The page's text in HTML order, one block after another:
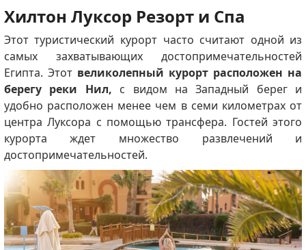
Хилтон Луксор Резорт и Спа
Этот туристический курорт часто считают одной из
самых захватывающих достопримечательностей
Египта. Этот великолепный курорт расположен на
берегу реки Нил, с видом на Западный берег и
удобно расположен менее чем в семи километрах от
центра Луксора с помощью трансфера. Гостей этого
курорта ждет множество развлечений и
достопримечательностей.